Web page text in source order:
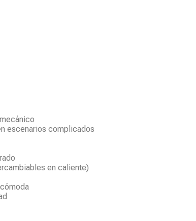
escenarios complicados
en caliente)